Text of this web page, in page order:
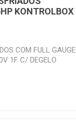
1.0 A 2 HP 220V 3F:
C/ RANGE 09-13A
SOPRANO
5.5 HP 220V 3F:
SOPRANO
A 3.5 HP 380V 3F:
KONTROLBOX
COM FULL GAUGE
1F C/ DEGELO